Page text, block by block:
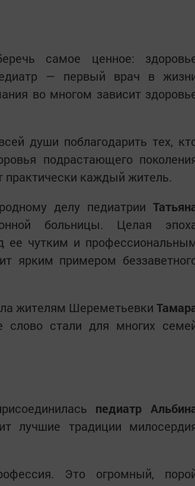
самое ценное:
— первый врач в
во многом зависит
души поблагодарить тех,
подрастающего
практически каждый житель.
делу педиатрии
больницы. Целая
ее чутким и
ярким примером
жителям Шереметьевки
стали для многих
педиатр
лучшие традиции
Это огромный,